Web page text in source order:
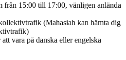
från 15:00 till 17:00, vänligen anlända
(Mahasiah kan hämta dig
vara på danska eller engelska